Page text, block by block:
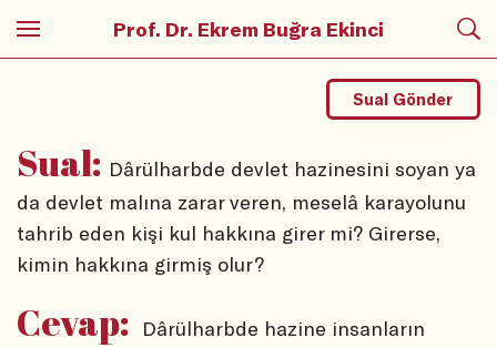
Prof. Dr. Ekrem Buğra Ekinci
Sual: Dârülharbde devlet hazinesini soyan ya
da devlet malına zarar veren, meselâ karayolunu
tahrib eden kişi kul hakkına girer mi? Girerse,
kimin hakkına girmiş olur?
Sual Gönder
Cevap:
Dârülharbde hazine insanların